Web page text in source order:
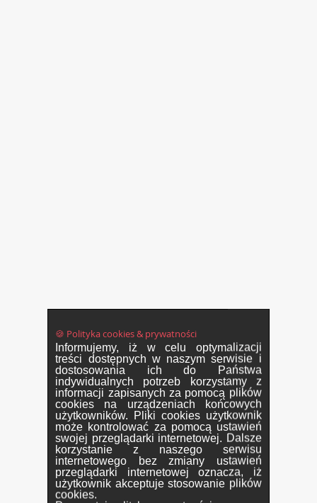
🍪 Polityka cookies & prywatności
Informujemy, iż w celu optymalizacji
treści dostępnych w naszym serwisie i
dostosowania ich do Państwa
indywidualnych potrzeb korzystamy z
informacji zapisanych za pomocą plików
cookies na urządzeniach końcowych
użytkowników. Pliki cookies użytkownik
może kontrolować za pomocą ustawień
swojej przeglądarki internetowej. Dalsze
korzystanie z naszego serwisu
internetowego bez zmiany ustawień
przeglądarki internetowej oznacza, iż
użytkownik akceptuje stosowanie plików
cookies.